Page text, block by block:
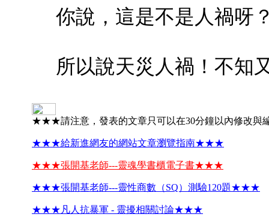
你說，這是不是人禍呀
所以說天災人禍！不知
★★★請注意，發表的文章只可以在30分鐘以內修改
★★★給新進網友的網站文章瀏覽指南★★★
★★★張開基老師---靈魂學書櫃電子書★★★
★★★張開基老師---靈性商數（SQ）測驗120題★★★
★★★凡人抗暴軍 - 靈擾相關討論★★★